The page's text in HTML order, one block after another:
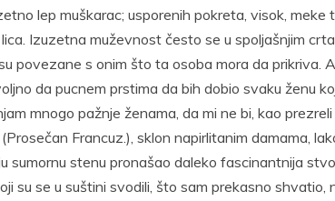
lep muškarac; usporenih pokreta, visok,
Izuzetna muževnost često se u spoljašnjim
povezane s onim što ta osoba mora da prikriva.
da pucnem prstima da bih dobio svaku ženu
mnogo pažnje ženama, da mi ne bi, kao
Francuz.), sklon napirlitanim damama,
sumornu stenu pronašao daleko fascinantnija
su se u suštini svodili, što sam prekasno